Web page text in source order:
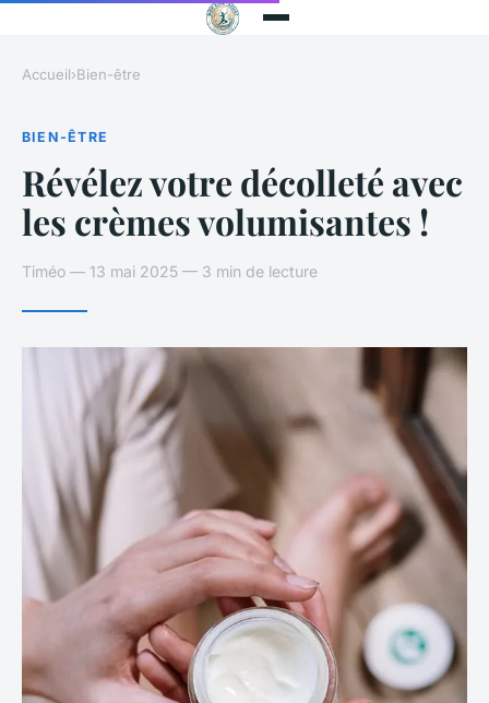
Accueil›Bien-être
BIEN-ÊTRE
Révélez votre décolleté avec
les crèmes volumisantes !
Timéo — 13 mai 2025 — 3 min de lecture